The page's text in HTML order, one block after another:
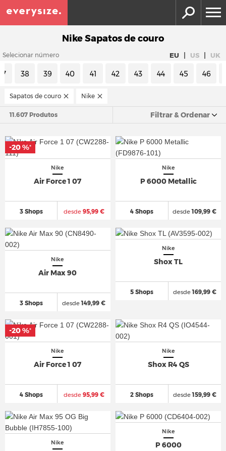
Nike Sapatos de couro
Selecionar número EU | US | UK
38 39 40 41 42 43 44 45 46
Sapatos de couro Nike
11.607 Produtos Filtrar & Ordenar
Nike
Air Force 1 07
3 Shops desde95,99 €
-20 %*
Nike
P 6000 Metallic
4 Shops desde109,99 €
Nike
Air Max 90
3 Shops desde149,99 €
Nike
Shox TL
5 Shops desde169,99 €
Nike
Air Force 1 07
4 Shops desde95,99 €
-20 %*
Nike
Shox R4 QS
2 Shops desde159,99 €
Nike
Nike
P 6000